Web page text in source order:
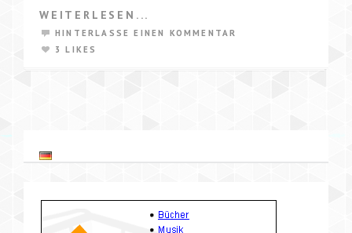
WEITERLESEN...
HINTERLASSE EINEN KOMMENTAR
3 LIKES